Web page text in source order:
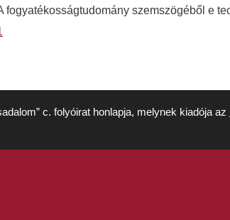
fogyatékosságtudomány szemszögéből e
c. folyóirat honlapja, melynek kiadója az